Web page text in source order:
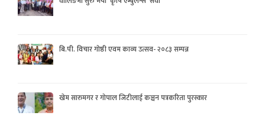
बि.पी. विचार गोष्ठी एवम काव्य उत्सव- २०८३ सम्पन्न
खेम सारुमगर र गोपाल जिटीलाई कञ्चन पत्रकरिता पुरस्कार